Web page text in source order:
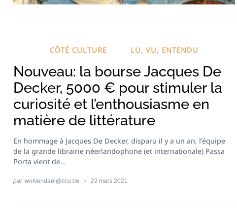
CÔTÉ CULTURE LU, VU, ENTENDU
Nouveau: la bourse Jacques De
Decker, 5000 € pour stimuler la
curiosité et l’enthousiasme en
matière de littérature
En hommage à Jacques De Decker, disparu il y a un an, l’équipe
de la grande librairie néerlandophone (et internationale) Passa
Porta vient de...
par wolvendael@ccu.be 22 mars 2021